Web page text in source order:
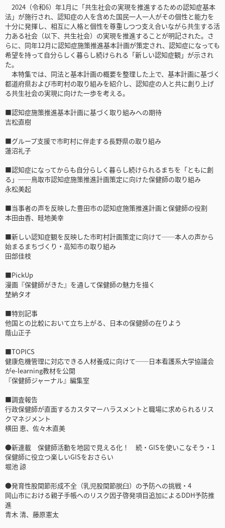
2024（令和6）年1月に「共生社会の実現を推進するための認知症基本
法」が施行され、認知症の人を含めた国民一人一人がその個性と能力を
十分に発揮し、相互に人格と個性を尊重しつつ支え合いながら共生する活
力ある社会（以下、共生社会）の実現を推進することが明記された。さ
らに、同年12月に認知症施策推進基本計画が策定され、認知症になっても
希望を持って自分らしく暮らし続けられる「新しい認知症観」が示され
た。
本特集では、同法と基本計画の概要を整理した上で、基本計画に基づく
都道府県および市町村の取り組みを紹介し、認知症の人と共に創り上げ
る共生社会の実現に向けた一歩を考える。
■認知症施策推進基本計画に基づく取り組みへの期待
吉松直樹
■グループ支援で市町村に伴走する長野県の取り組み
蓮沼礼子
■認知症になってからも自分らしく暮らし続けられるまちを「ともに創
る」──鳥取市認知症施策推進計画策定に向けた保健師の取り組み
永松美起
■当事者の声を反映した豊田市の認知症施策推進計画と保健師の役割
本田由香、畦地美幸
■新しい認知症観を反映した市町村計画策定に向けて──本人の声から
始まるまちづくり・高知市の取り組み
田部佳枝
■PickUp
漫画『保健師がきた』を通して保健師の魅力を描く
埜納タオ
■特別記事
他国との比較において立ち上がる、日本の保健師の在りよう
蔭山正子
■TOPICS
健康危機管理に対応できる人材養成に向けて──日本看護系大学協議会
がe-learning教材を公開
『保健師ジャーナル』編集室
■調査報告
行政保健師が直面するカスタマーハラスメントと職場に求められるリス
クマネジメント
横田 恵、佐々木直美
●新連載 保健師活動を地図で見える化！ 続・GISを使いこなそう・1
保健師に役立つ楽しいGISをおさらい
堀池 諒
●発育性股関節形成不全（乳児股関節脱臼）の予防への挑戦・4
岡山市における親子手帳へのリスク因子啓発項目追加によるDDH予防推
進
青木 清、藤原憲太